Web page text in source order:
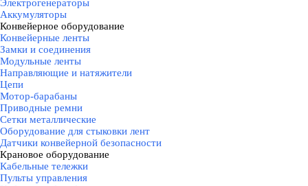
Электрогенераторы
Аккумуляторы
Конвейерное оборудование
Конвейерные ленты
Замки и соединения
Модульные ленты
Направляющие и натяжители
Цепи
Мотор-барабаны
Приводные ремни
Сетки металлические
Оборудование для стыковки лент
Датчики конвейерной безопасности
Крановое оборудование
Кабельные тележки
Пульты управления